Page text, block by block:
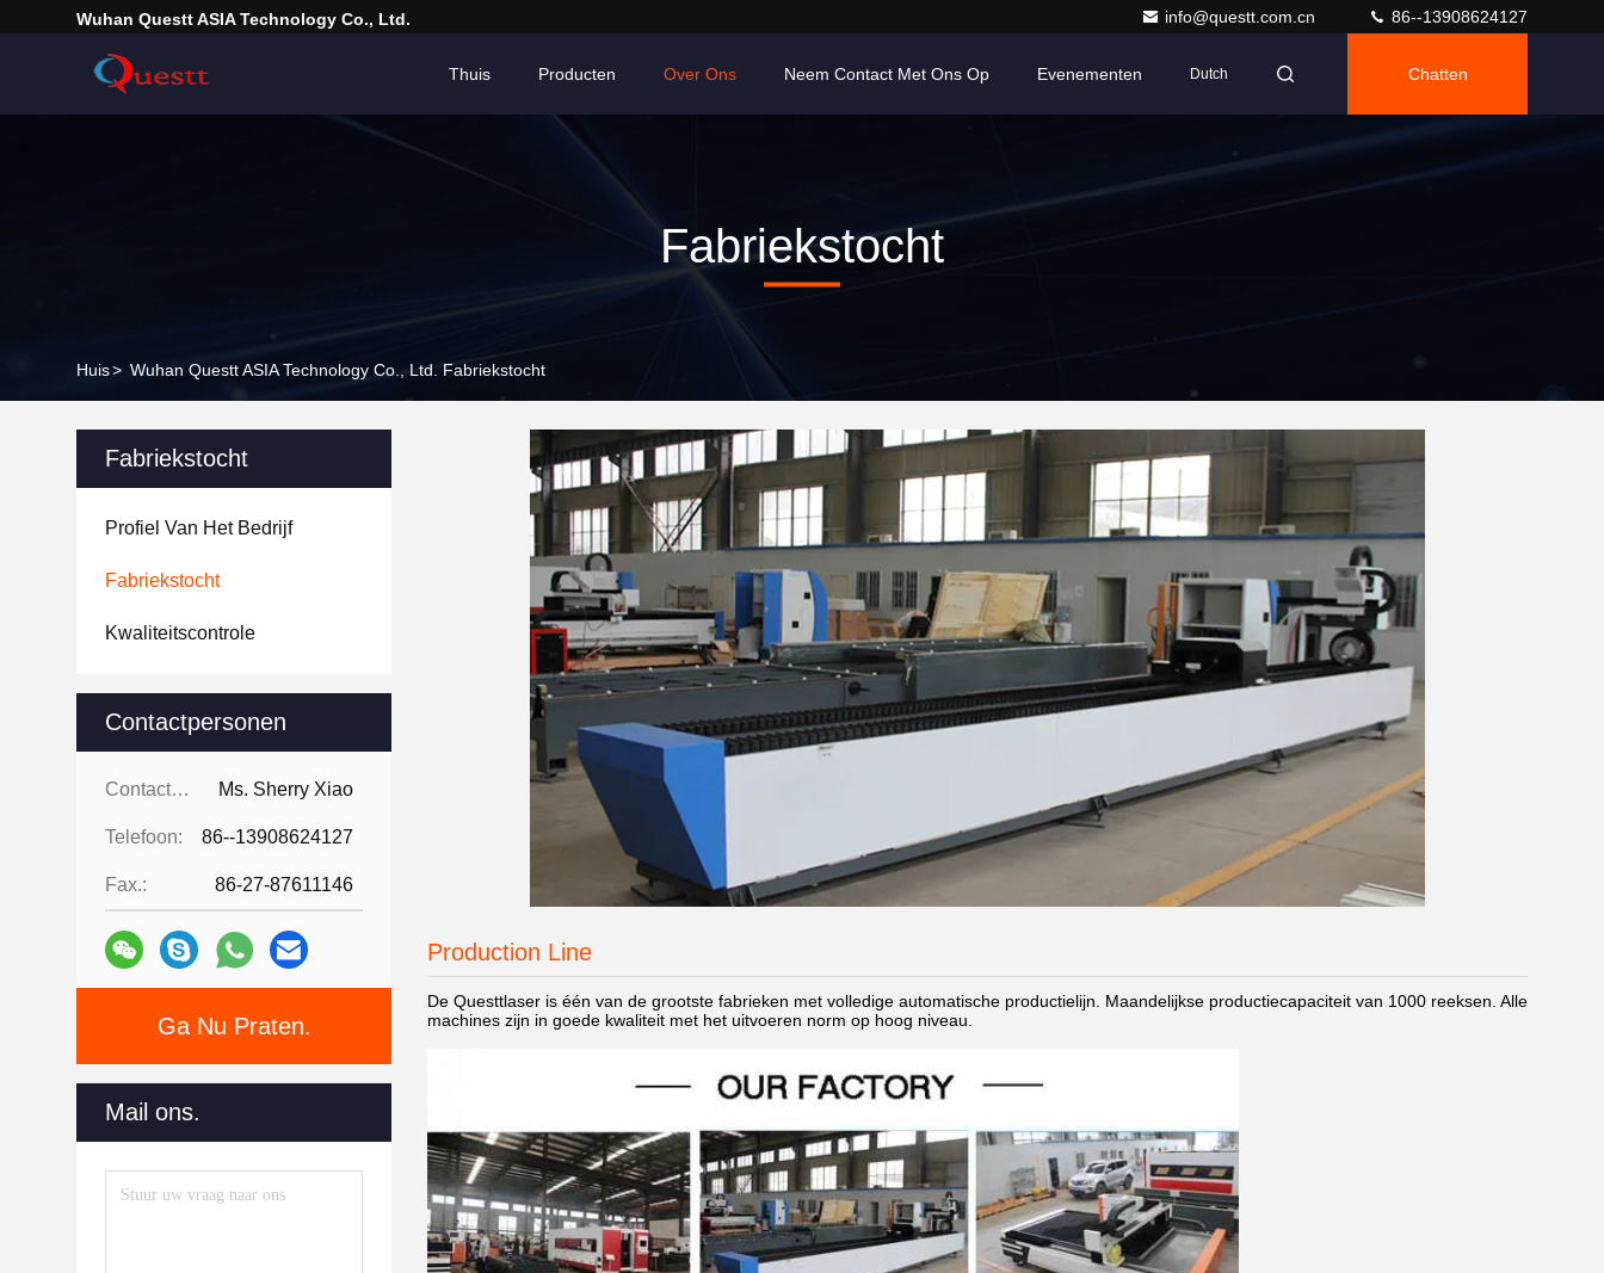
Wuhan Questt ASIA Technology Co., Ltd. info@questt.com.cn 86--13908624127
Thuis Producten Over Ons Neem Contact Met Ons Op Evenementen Dutch Chatten
Fabriekstocht
Huis> Wuhan Questt ASIA Technology Co., Ltd. Fabriekstocht
Fabriekstocht
Profiel Van Het Bedrijf
Fabriekstocht
Kwaliteitscontrole
Contactpersonen
Contactpersonen: Ms. Sherry Xiao
Telefoon: 86--13908624127
Fax.: 86-27-87611146
Ga Nu Praten.
Mail ons.
Production Line
De Questtlaser is één van de grootste fabrieken met volledige automatische productielijn. Maandelijkse productiecapaciteit van 1000 reeksen. Alle
machines zijn in goede kwaliteit met het uitvoeren norm op hoog niveau.